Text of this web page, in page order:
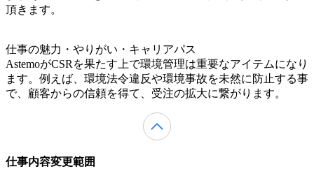
頂きます。
仕事の魅力・やりがい・キャリアパス
AstemoがCSRを果たす上で環境管理は重要なアイテムになり
ます。例えば、環境法令違反や環境事故を未然に防止する事
で、顧客からの信頼を得て、受注の拡大に繋がります。
仕事内容変更範囲